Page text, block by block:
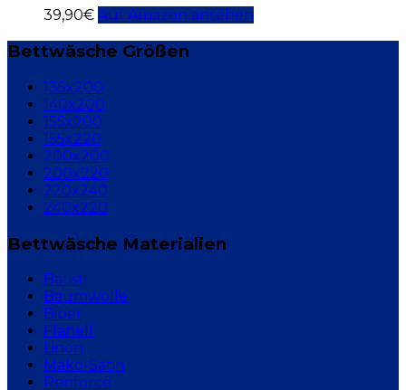
39,90€ Auf Amazon ansehen
Bettwäsche Größen
135x200
140x200
155x200
155x220
200x200
200x220
220x240
240x220
Bettwäsche Materialien
Batist
Baumwolle
Biber
Flanell
Linon
Mako-Satin
Renforcé